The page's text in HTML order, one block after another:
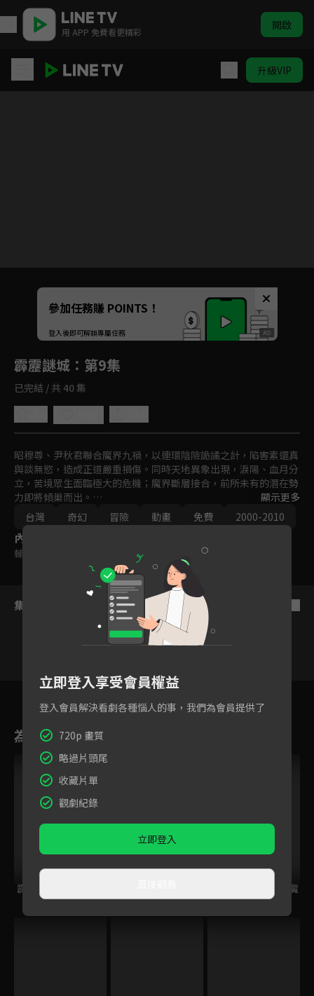
用 APP 免費看更精彩 開啟
升級VIP
Unmute
如有不便請見諒
參加任務賺 POINTS！
登入後即可解鎖專屬任務
霹靂謎城 ：第9集
已完結 / 共 40 集
昭穆尊、尹秋君聯合魔界九禍，以連環陰險詭譎之計，陷害素還真
與談無慾，造成正道嚴重損傷。同時天地異象出現，淚陽、血月分
立，苦境眾生面臨極大的危機；魔界斷層接合，前所未有的潛在勢
力即將傾巢而出。
百世經綸一頁書、六絃之首蒼、一步蓮華等三名正道先驅，將如何
聯手力挽狂瀾？靛羽風蓮、業火紅蓮、墨淵水蓮，這三人又會為武
林帶來怎樣的轉機？長生殿、不老城，兩者之中究竟藏有什麼秘
密？請期待霹靂布袋戲之『霹靂謎城』。
顯示更多
台灣
奇幻 冒險 動畫 免費 2000-2010
內容標籤
輔導十二歲級
集數列表
7 8 9
為您推薦
霹靂奇象
霹靂兵燹之刀戟戡魔
錄2
立即登入享受會員權益
登入會員解決看劇各種惱人的事，我們為會員提供了
720p 畫質
略過片頭尾
收藏片單
觀劇紀錄
立即登入